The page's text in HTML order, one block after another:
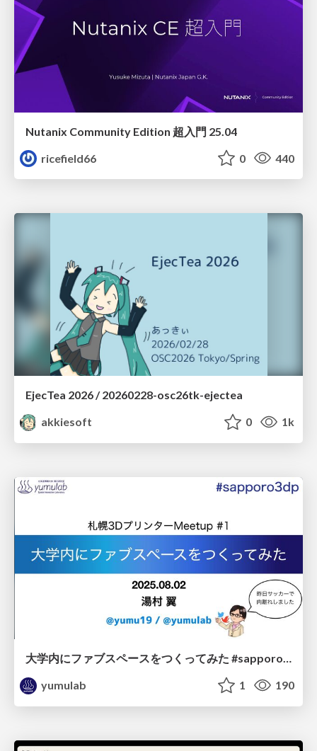
Nutanix Community Edition 超入門 25.04
ricefield66
0 440
EjecTea 2026 / 20260228-osc26tk-ejectea
akkiesoft
0 1k
大学内にファブスペースをつくってみた #sapporo3dp / Making HIU Fab
yumulab
1 190